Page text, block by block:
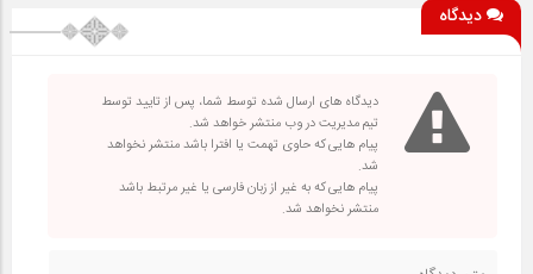
دیدگاه
دیدگاه های ارسال شده توسط شما، پس از تایید توسط
تیم مدیریت در وب منتشر خواهد شد.
پیام هایی که حاوی تهمت یا افترا باشد منتشر نخواهد
شد.
پیام هایی که به غیر از زبان فارسی یا غیر مرتبط باشد
منتشر نخواهد شد.